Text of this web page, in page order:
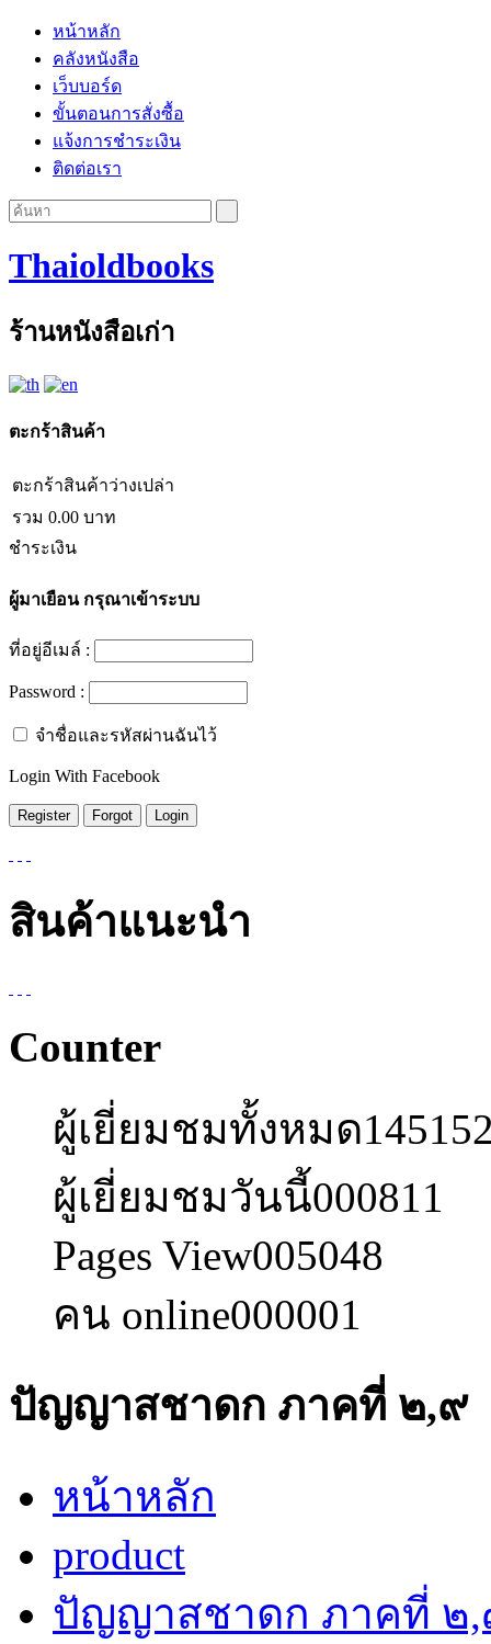
หน้าหลัก
คลังหนังสือ
เว็บบอร์ด
ขั้นตอนการสั่งซื้อ
แจ้งการชำระเงิน
ติดต่อเรา
Thaioldbooks
ร้านหนังสือเก่า
ตะกร้าสินค้า
ตะกร้าสินค้าว่างเปล่า
รวม 0.00 บาท
ชำระเงิน
ผู้มาเยือนกรุณาเข้าระบบ
ที่อยู่อีเมล์ :
Password :
จำชื่อและรหัสผ่านฉันไว้
Login With Facebook
สินค้าแนะนำ
Counter
ผู้เยี่ยมชมทั้งหมด
ผู้เยี่ยมชมวันนี้000811
Pages View005048
คน online000001
ปัญญาสชาดก ภาคที่ ๒,๙
หน้าหลัก
product
ปัญญาสชาดก ภาคที่ ๒